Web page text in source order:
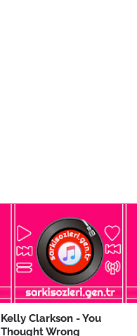
Kelly Clarkson - You
Thought Wrong